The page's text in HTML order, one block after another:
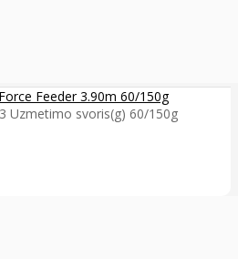
Feeder 3.90m 60/150g
Uzmetimo svoris(g) 60/150g